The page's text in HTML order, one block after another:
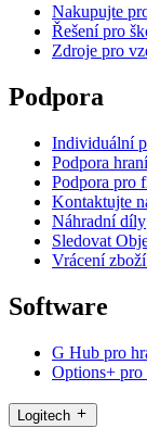
Nakupujte
Řešení pro
Zdroje pro
Podpora
Individuální
Podpora hraní
Podpora pro
Kontaktujte
Náhradní díly
Sledovat
Vrácení
Software
G Hub pro
Options+
Logitech